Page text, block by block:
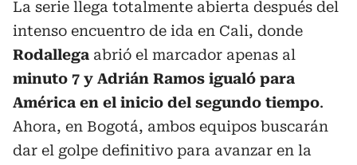
La serie llega totalmente abierta después del
intenso encuentro de ida en Cali, donde
Rodallega abrió el marcador apenas al
minuto 7 y Adrián Ramos igualó para
América en el inicio del segundo tiempo.
Ahora, en Bogotá, ambos equipos buscarán
dar el golpe definitivo para avanzar en la